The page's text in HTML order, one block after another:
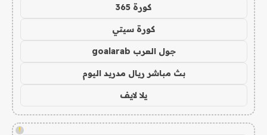
كورة 365
كورة سيتي
جول العرب goalarab
بث مباشر ريال مدريد اليوم
يلا لايف
!